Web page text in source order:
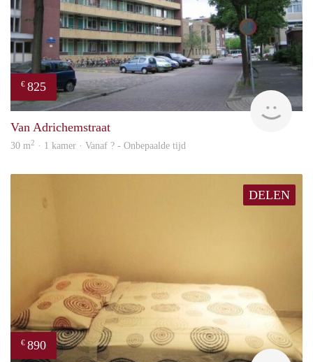
€ 825
rent
Van Adrichemstraat
30 m2 · 1 kamer · Vanaf ? - Onbepaalde tijd
DELEN
€ 890